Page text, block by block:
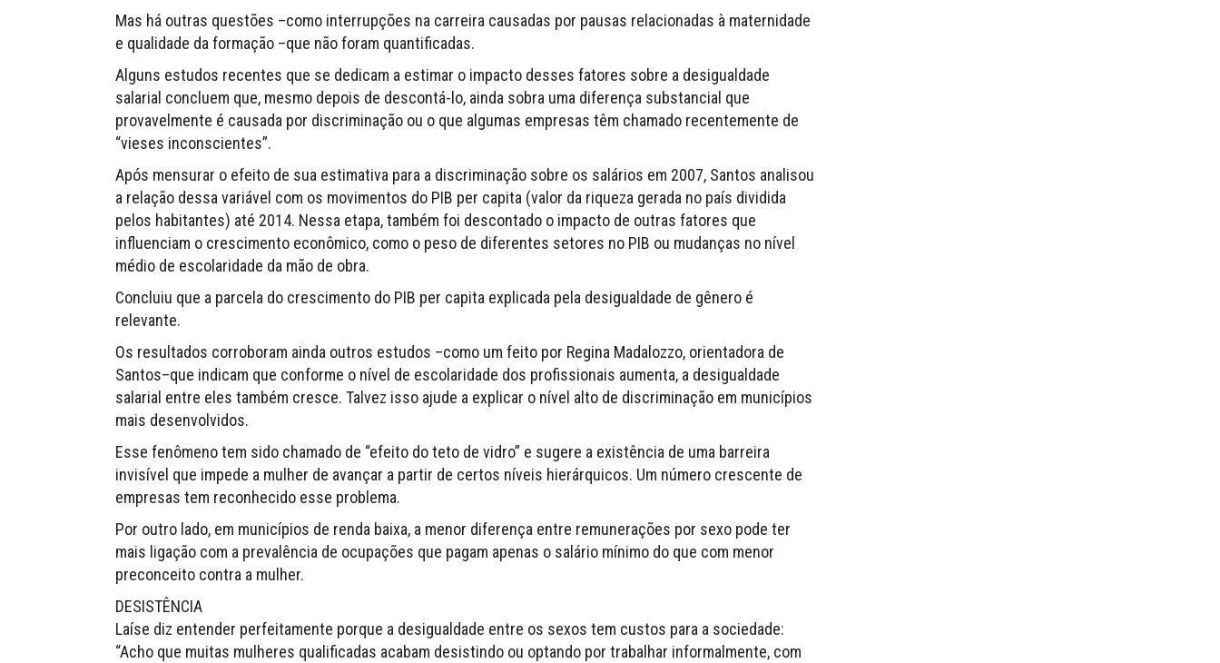
Mas há outras questões –como interrupções na carreira causadas por pausas relacionadas à maternidade
e qualidade da formação –que não foram quantificadas.
Alguns estudos recentes que se dedicam a estimar o impacto desses fatores sobre a desigualdade
salarial concluem que, mesmo depois de descontá-lo, ainda sobra uma diferença substancial que
provavelmente é causada por discriminação ou o que algumas empresas têm chamado recentemente de
“vieses inconscientes”.
Após mensurar o efeito de sua estimativa para a discriminação sobre os salários em 2007, Santos analisou
a relação dessa variável com os movimentos do PIB per capita (valor da riqueza gerada no país dividida
pelos habitantes) até 2014. Nessa etapa, também foi descontado o impacto de outras fatores que
influenciam o crescimento econômico, como o peso de diferentes setores no PIB ou mudanças no nível
médio de escolaridade da mão de obra.
Concluiu que a parcela do crescimento do PIB per capita explicada pela desigualdade de gênero é
relevante.
Os resultados corroboram ainda outros estudos –como um feito por Regina Madalozzo, orientadora de
Santos–que indicam que conforme o nível de escolaridade dos profissionais aumenta, a desigualdade
salarial entre eles também cresce. Talvez isso ajude a explicar o nível alto de discriminação em municípios
mais desenvolvidos.
Esse fenômeno tem sido chamado de “efeito do teto de vidro” e sugere a existência de uma barreira
invisível que impede a mulher de avançar a partir de certos níveis hierárquicos. Um número crescente de
empresas tem reconhecido esse problema.
Por outro lado, em municípios de renda baixa, a menor diferença entre remunerações por sexo pode ter
mais ligação com a prevalência de ocupações que pagam apenas o salário mínimo do que com menor
preconceito contra a mulher.
DESISTÊNCIA
Laíse diz entender perfeitamente porque a desigualdade entre os sexos tem custos para a sociedade:
“Acho que muitas mulheres qualificadas acabam desistindo ou optando por trabalhar informalmente, com